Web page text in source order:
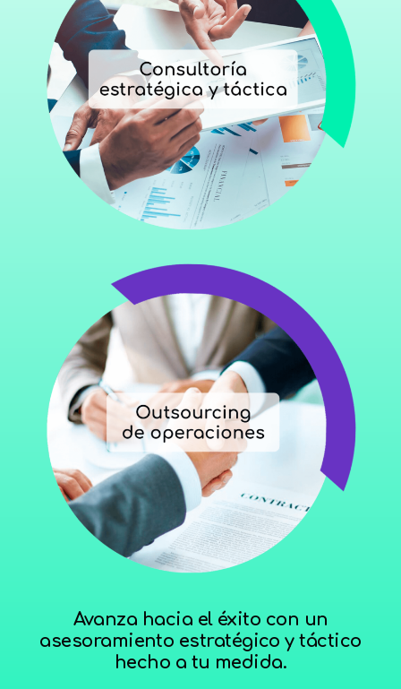
Avanza hacia el éxito con un
asesoramiento estratégico y táctico
hecho a tu medida.